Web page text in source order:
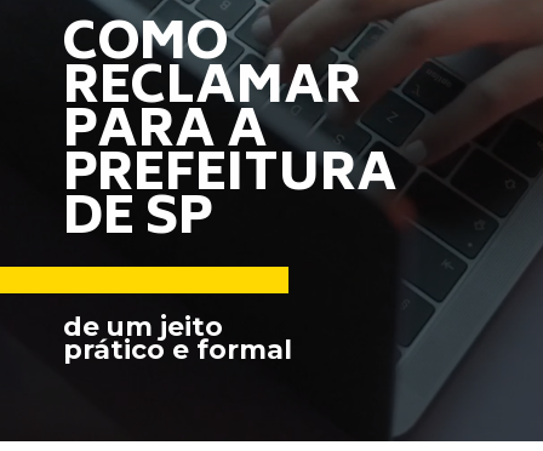
COMO
RECLAMAR
PARA A
PREFEITURA
DE SP
de um jeito
prático e formal